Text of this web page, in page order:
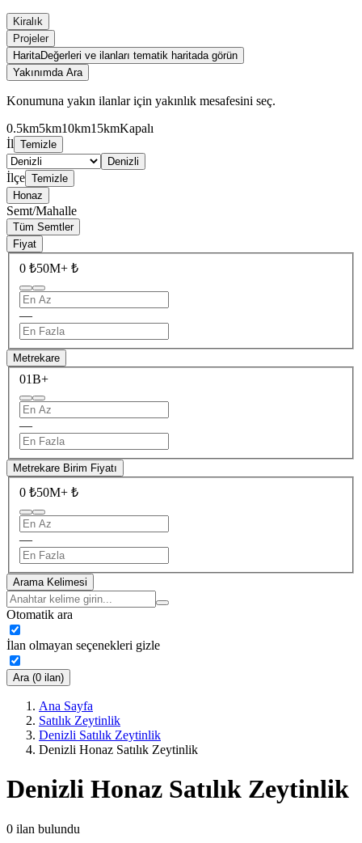
Kiralık
Projeler
HaritaDeğerleri ve ilanları tematik haritada görün
Yakınımda Ara
Konumuna yakın ilanlar için yakınlık mesafesini seç.
0.5km5km10km15kmKapalı
İl Temizle
Denizli
İlçe Temizle
Honaz
Semt/Mahalle
Tüm Semtler
Fiyat
0 ₺50M+ ₺
—
Metrekare
01B+
—
Metrekare Birim Fiyatı
0 ₺50M+ ₺
—
Arama Kelimesi
Otomatik ara
İlan olmayan seçenekleri gizle
Ara (0 ilan)
Ana Sayfa
Satılık Zeytinlik
Denizli Satılık Zeytinlik
Denizli Honaz Satılık Zeytinlik
Denizli Honaz Satılık Zeytinlik
0 ilan bulundu